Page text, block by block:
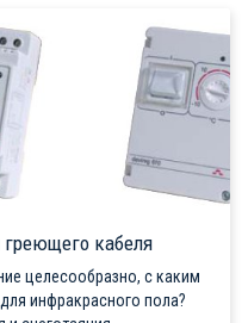
греющего кабеля
целесообразно, с каким
инфракрасного пола?